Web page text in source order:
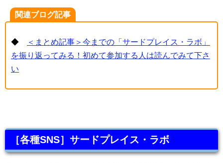
関連ブログ記事
◆
＜まとめ記事＞今までの「サードプレイス・ラボ」
を振り返ってみる！初めて参加する人は読んでみて下さ
い
［各種SNS］サードプレイス・ラボ